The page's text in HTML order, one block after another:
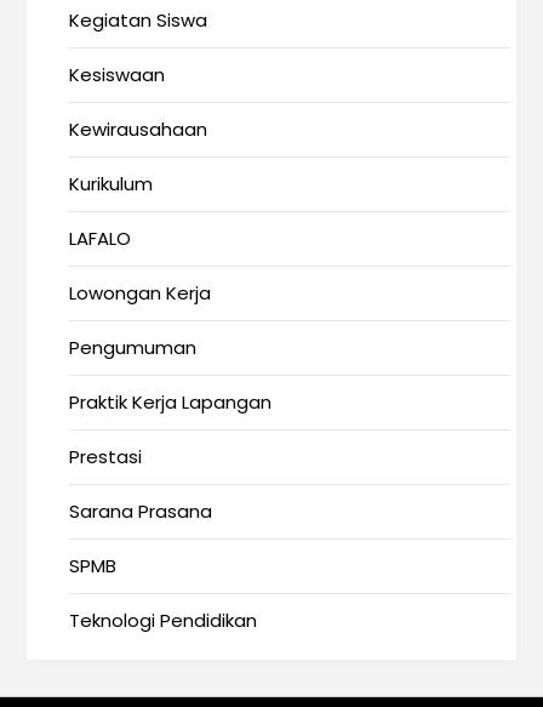
Kegiatan Siswa
Kesiswaan
Kewirausahaan
Kurikulum
LAFALO
Lowongan Kerja
Pengumuman
Praktik Kerja Lapangan
Prestasi
Sarana Prasana
SPMB
Teknologi Pendidikan